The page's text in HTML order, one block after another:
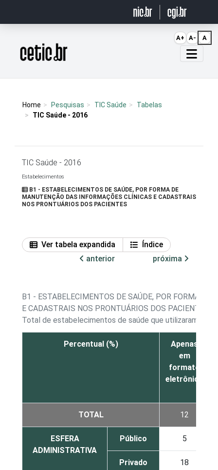
Página inicial
Home Pesquisas TIC Saúde
Tabelas
TIC Saúde - 2016
TIC Saúde - 2016
Estabelecimentos
B1 - ESTABELECIMENTOS DE SAÚDE, POR FORMA DE
MANUTENÇÃO DAS INFORMAÇÕES CLÍNICAS E CADASTRAIS
NOS PRONTUÁRIOS DOS PACIENTES
Ver tabela expandida
Índice
anterior
próxima
B1 - ESTABELECIMENTOS DE SAÚDE, POR FORMA
E CADASTRAIS NOS PRONTUÁRIOS DOS PACIENTES
Total de estabelecimentos de saúde que utilizaram a
Percentual (%)
Apenas
em
formato
eletrônico
TOTAL 12
ESFERA
ADMINISTRATIVA
Público 5
Privado 18
A+ A- A